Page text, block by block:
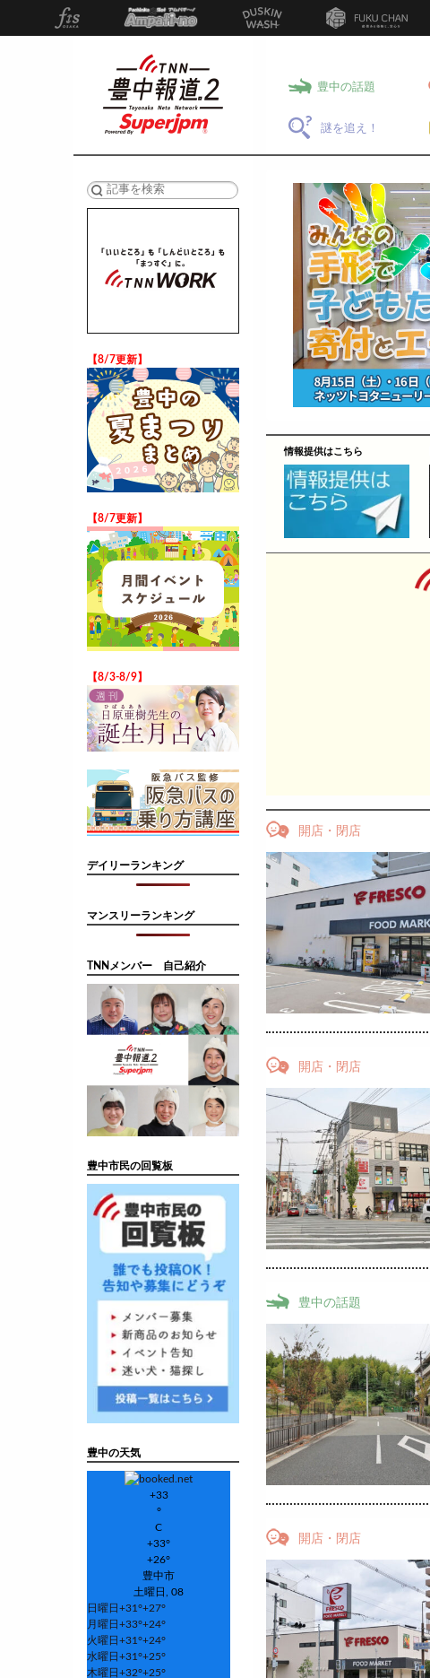
豊中の話題
謎を追え！
情報提供はこちら
開店・閉店
開店・閉店
豊中の話題
開店・閉店
【8/7更新】
【8/7更新】
【8/3-8/9】
デイリーランキング
マンスリーランキング
TNNメンバー 自己紹介
豊中市民の回覧板
豊中の天気
+33
°
C
+33°
+26°
豊中市
土曜日, 08
日曜日 +31°+27°
月曜日 +33°+24°
火曜日 +31°+24°
水曜日 +31°+25°
木曜日 +32°+25°